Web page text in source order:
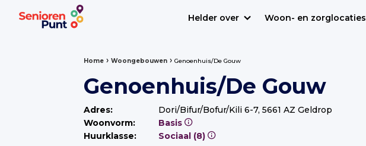
Helder over Woon- en zorglocaties
Home ›Woongebouwen ›Genoenhuis/De Gouw
Genoenhuis/De Gouw
Adres:
Dori/Bifur/Bofur/Kili 6-7, 5661 AZ Geldrop
Woonvorm:
Basis
Huurklasse:
Sociaal (8)